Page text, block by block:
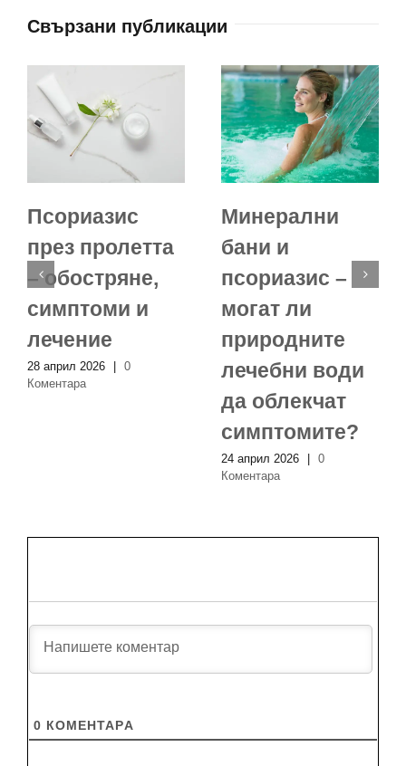
Свързани публикации
Псориазис
през пролетта
– обостряне,
симптоми и
лечение
28 април 2026
0
Коментара
Минерални
бани и
псориазис –
могат ли
природните
лечебни води
да облекчат
симптомите?
24 април 2026
0
Коментара
0 КОМЕНТАРA